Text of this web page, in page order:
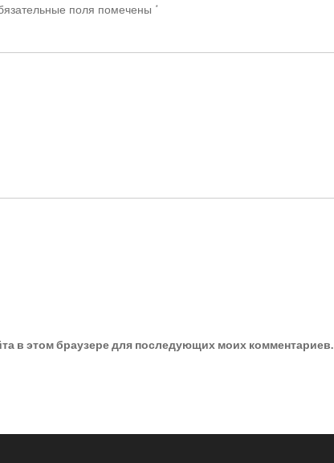
поля помечены *
в этом браузере для последующих моих комментариев.